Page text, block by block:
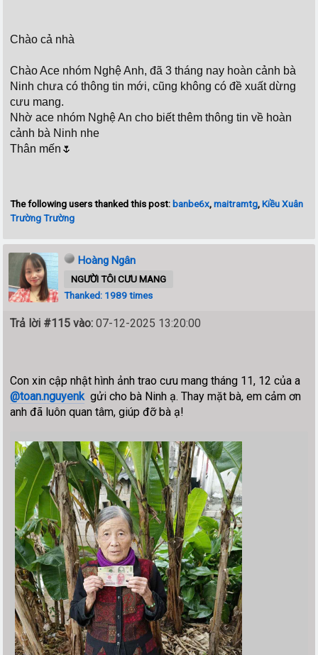
Chào cả nhà
Chào Ace nhóm Nghệ Anh, đã 3 tháng nay hoàn cảnh bà
Ninh chưa có thông tin mới, cũng không có đề xuất dừng
cưu mang.
Nhờ ace nhóm Nghệ An cho biết thêm thông tin về hoàn
cảnh bà Ninh nhe
Thân mến🌷
The following users thanked this post: banbe6x,maitramtg,Kiều Xuân
Trường Trường
Hoàng Ngân
NGƯỜI TÔI CƯU MANG
Thanked: 1989 times
Trả lời #115 vào: 07-12-2025 13:20:00
Con xin cập nhật hình ảnh trao cưu mang tháng 11, 12 của a
@toan.nguyenkgửi cho bà Ninh ạ. Thay mặt bà, em cảm ơn
anh đã luôn quan tâm, giúp đỡ bà ạ!